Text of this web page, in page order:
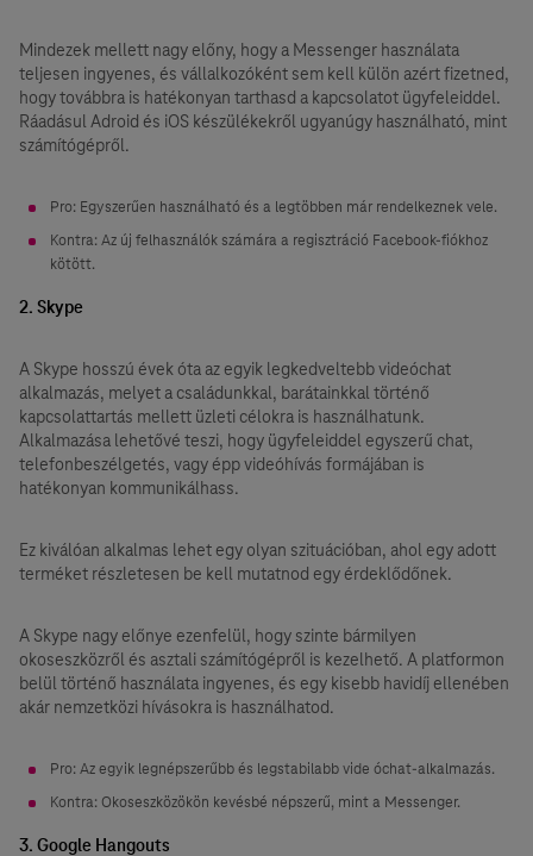
Mindezek mellett nagy előny, hogy a Messenger használata
teljesen ingyenes, és vállalkozóként sem kell külön azért fizetned,
hogy továbbra is hatékonyan tarthasd a kapcsolatot ügyfeleiddel.
Ráadásul Adroid és iOS készülékekről ugyanúgy használható, mint
számítógépről.
Pro: Egyszerűen használható és a legtöbben már rendelkeznek vele.
Kontra: Az új felhasználók számára a regisztráció Facebook-fiókhoz
kötött.
2. Skype
A Skype hosszú évek óta az egyik legkedveltebb videóchat
alkalmazás, melyet a családunkkal, barátainkkal történő
kapcsolattartás mellett üzleti célokra is használhatunk.
Alkalmazása lehetővé teszi, hogy ügyfeleiddel egyszerű chat,
telefonbeszélgetés, vagy épp videóhívás formájában is
hatékonyan kommunikálhass.
Ez kiválóan alkalmas lehet egy olyan szituációban, ahol egy adott
terméket részletesen be kell mutatnod egy érdeklődőnek.
A Skype nagy előnye ezenfelül, hogy szinte bármilyen
okoseszközről és asztali számítógépről is kezelhető. A platformon
belül történő használata ingyenes, és egy kisebb havidíj ellenében
akár nemzetközi hívásokra is használhatod.
Pro: Az egyik legnépszerűbb és legstabilabb vide óchat-alkalmazás.
Kontra: Okoseszközökön kevésbé népszerű, mint a Messenger.
3. Google Hangouts